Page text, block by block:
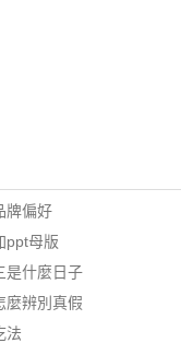
牌偏好
ppt母版
是什麼日子
麼辨別真假
法